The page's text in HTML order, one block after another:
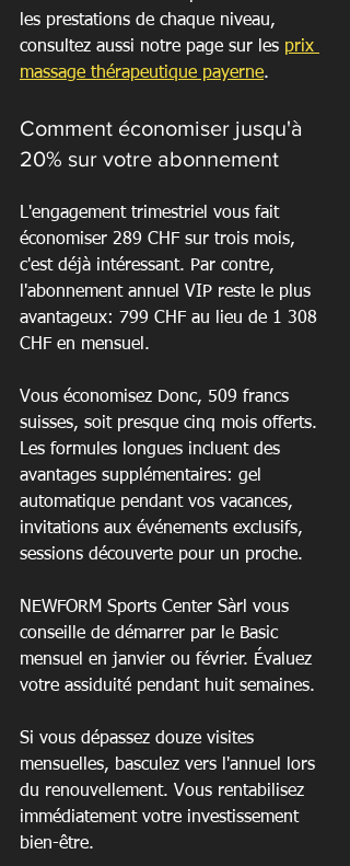
les prestations de chaque niveau,
consultez aussi notre page sur les prix
massage thérapeutique payerne.
Comment économiser jusqu'à
20% sur votre abonnement
L'engagement trimestriel vous fait
économiser 289 CHF sur trois mois,
c'est déjà intéressant. Par contre,
l'abonnement annuel VIP reste le plus
avantageux: 799 CHF au lieu de 1 308
CHF en mensuel.
Vous économisez Donc, 509 francs
suisses, soit presque cinq mois offerts.
Les formules longues incluent des
avantages supplémentaires: gel
automatique pendant vos vacances,
invitations aux événements exclusifs,
sessions découverte pour un proche.
NEWFORM Sports Center Sàrl vous
conseille de démarrer par le Basic
mensuel en janvier ou février. Évaluez
votre assiduité pendant huit semaines.
Si vous dépassez douze visites
mensuelles, basculez vers l'annuel lors
du renouvellement. Vous rentabilisez
immédiatement votre investissement
bien-être.